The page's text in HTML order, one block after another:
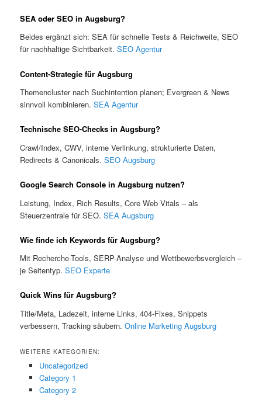
SEA oder SEO in Augsburg?
Beides ergänzt sich: SEA für schnelle Tests & Reichweite, SEO
für nachhaltige Sichtbarkeit.SEO Agentur
Content-Strategie für Augsburg
Themencluster nach Suchintention planen; Evergreen & News
sinnvoll kombinieren.SEA Agentur
Technische SEO-Checks in Augsburg?
Crawl/Index, CWV, interne Verlinkung, strukturierte Daten,
Redirects & Canonicals.SEO Augsburg
Google Search Console in Augsburg nutzen?
Leistung, Index, Rich Results, Core Web Vitals – als
Steuerzentrale für SEO.SEA Augsburg
Wie finde ich Keywords für Augsburg?
Mit Recherche-Tools, SERP-Analyse und Wettbewerbsvergleich –
je Seitentyp.SEO Experte
Quick Wins für Augsburg?
Title/Meta, Ladezeit, interne Links, 404-Fixes, Snippets
verbessern, Tracking säubern.Online Marketing Augsburg
WEITERE KATEGORIEN:
Uncategorized
Category 1
Category 2